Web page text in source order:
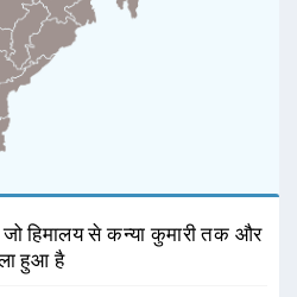
हिमालय से कन्या कुमारी तक और
हुआ है